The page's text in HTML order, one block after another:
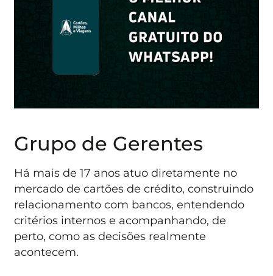
Grupo de Gerentes
Há mais de 17 anos atuo diretamente no
mercado de cartões de crédito, construindo
relacionamento com bancos, entendendo
critérios internos e acompanhando, de
perto, como as decisões realmente
acontecem.